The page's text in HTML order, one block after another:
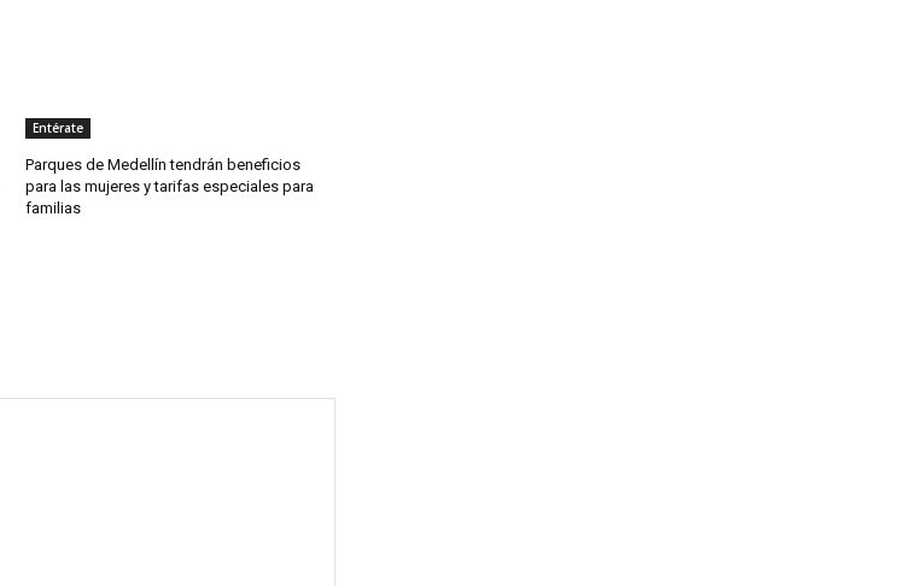
Entérate
Parques de Medellín tendrán beneficios
para las mujeres y tarifas especiales para
familias